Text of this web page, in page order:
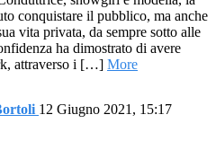
conquistare il pubblico, ma anche
vita privata, da sempre sotto alle
ha dimostrato di avere
attraverso i […] More
12 Giugno 2021, 15:17